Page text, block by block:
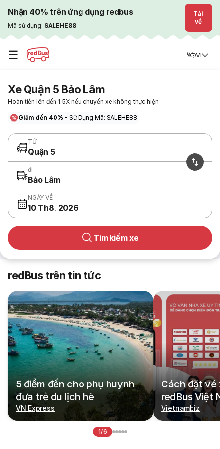
Nhận 40% trên ứng dụng redbus
Mã sử dụng: SALEHE88
Tải
về
☰ VI
Xe Quận 5 Bảo Lâm
Hoàn tiền lên đến 1.5X nếu chuyến xe không thực hiện
Giảm đến 40% - Sử Dụng Mã: SALEHE88
TỪ
Quận 5
đi
Bảo Lâm
NGÀY VỀ
10 Th8, 2026
Tìm kiếm xe
redBus trên tin tức
5 điểm đến cho phụ huynh
đưa trẻ du lịch hè
VN Express
Cách đặt vé
redBus Việt
Vietnambiz
1/6